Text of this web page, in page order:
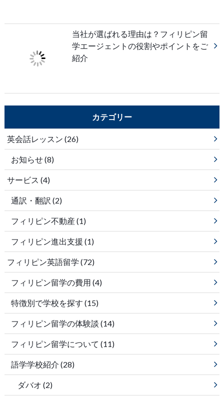
当社が選ばれる理由は？フィリピン留
学エージェントの役割やポイントをご
紹介
カテゴリー
英会話レッスン (26)
お知らせ(8)
サービス (4)
通訳・翻訳 (2)
フィリピン不動産(1)
フィリピン進出支援 (1)
フィリピン英語留学 (72)
フィリピン留学の費用 (4)
特徴別で学校を探す (15)
フィリピン留学の体験談 (14)
フィリピン留学について (11)
語学学校紹介 (28)
ダバオ (2)